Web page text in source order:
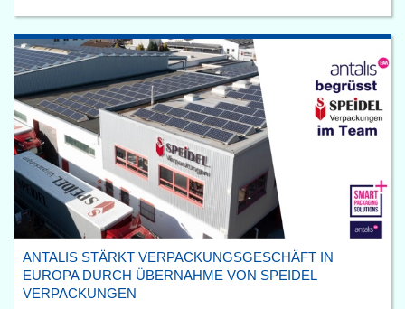
ANTALIS STÄRKT VERPACKUNGSGESCHÄFT IN
EUROPA DURCH ÜBERNAHME VON SPEIDEL
VERPACKUNGEN